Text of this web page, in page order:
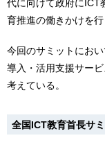
代に向けて政府にICT
育推進の働きかけを行
今回のサミットにお
導入・活用支援サー
考えている。
全国ICT教育首長サ